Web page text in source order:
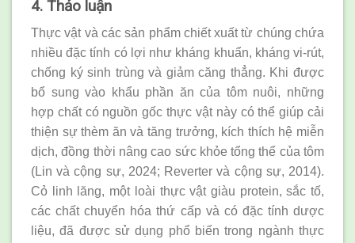
4. Thảo luận
Thực vật và các sản phẩm chiết xuất từ chúng chứa
nhiều đặc tính có lợi như kháng khuẩn, kháng vi-rút,
chống ký sinh trùng và giảm căng thẳng. Khi được
bổ sung vào khẩu phần ăn của tôm nuôi, những
hợp chất có nguồn gốc thực vật này có thể giúp cải
thiện sự thèm ăn và tăng trưởng, kích thích hệ miễn
dịch, đồng thời nâng cao sức khỏe tổng thể của tôm
(Lin và cộng sự, 2024; Reverter và cộng sự, 2014).
Cỏ linh lăng, một loài thực vật giàu protein, sắc tố,
các chất chuyển hóa thứ cấp và có đặc tính dược
liệu, đã được sử dụng phổ biến trong ngành thực